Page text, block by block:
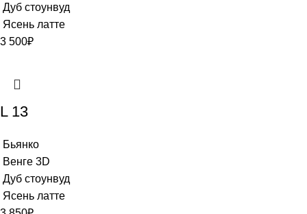
Дуб стоунвуд
Ясень латте
3 500₽
L 13
Бьянко
Венге 3D
Дуб стоунвуд
Ясень латте